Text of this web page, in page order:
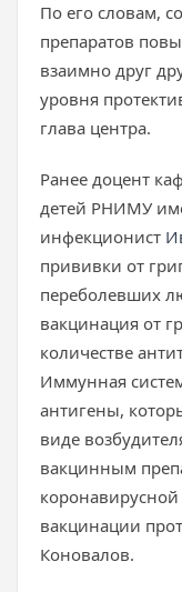
По его словам,
препаратов
взаимно друг
уровня
глава центра.
Ранее доцент
детей РНИМУ
инфекционист
прививки от
переболевших
вакцинация от
количестве
Иммунная
антигены,
виде
вакцинным
вакцинации
Коновалов.